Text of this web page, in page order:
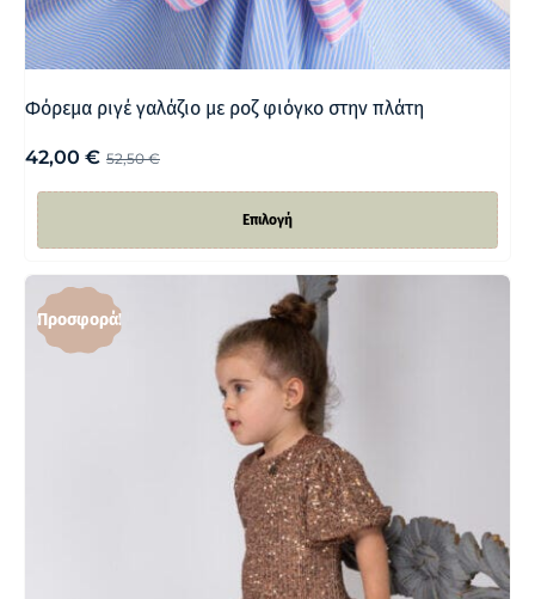
Φόρεμα ριγέ γαλάζιο με ροζ φιόγκο στην πλάτη
52,50€
42,00 €
Επιλογή
Προσφορά!